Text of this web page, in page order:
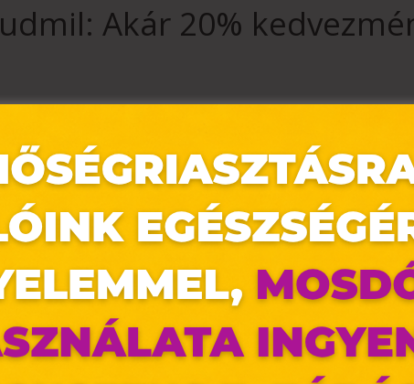
Akár 20%
több kedvencet is választani! 😍
is legyenek! 💙
oldal sütiket használ